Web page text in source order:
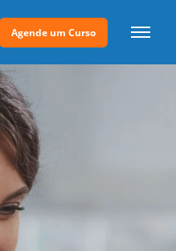
Agende um Curso